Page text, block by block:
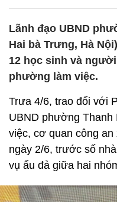
Lãnh đạo UBND
Hai bà Trưng, Hà
12 học sinh và
phường làm việc.
Trưa 4/6, trao đổi với
UBND phường
việc, cơ quan công an
ngày 2/6, trước số
vụ ẩu đả giữa hai